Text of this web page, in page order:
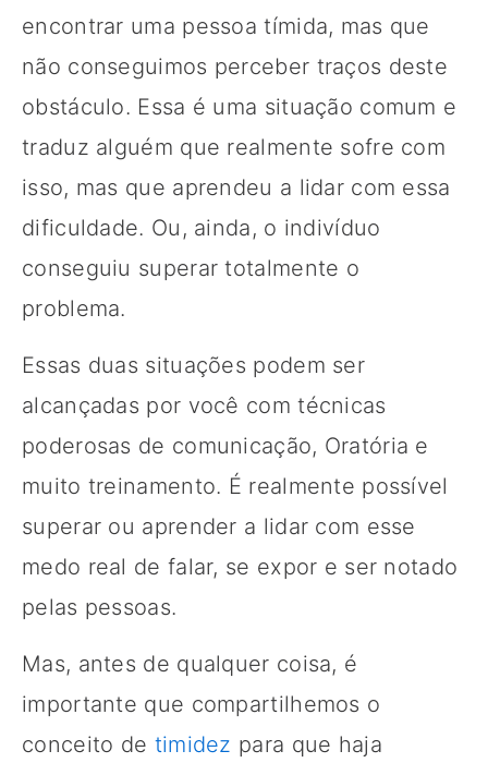
encontrar uma pessoa tímida, mas que
não conseguimos perceber traços deste
obstáculo. Essa é uma situação comum e
traduz alguém que realmente sofre com
isso, mas que aprendeu a lidar com essa
dificuldade. Ou, ainda, o indivíduo
conseguiu superar totalmente o
problema.
Essas duas situações podem ser
alcançadas por você com técnicas
poderosas de comunicação, Oratória e
muito treinamento. É realmente possível
superar ou aprender a lidar com esse
medo real de falar, se expor e ser notado
pelas pessoas.
Mas, antes de qualquer coisa, é
importante que compartilhemos o
conceito de timidez para que haja